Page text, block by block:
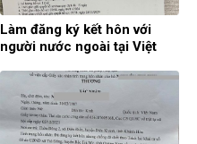
Làm đăng ký kết hôn với
người nước ngoài tại Việt